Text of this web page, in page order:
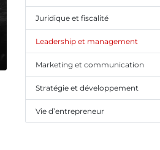
Juridique et fiscalité
Leadership et management
Marketing et communication
Stratégie et développement
Vie d’entrepreneur